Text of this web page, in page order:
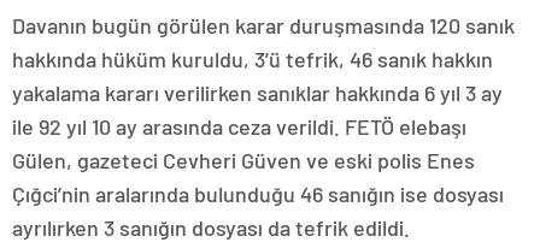
Davanın bugün görülen karar duruşmasında 120 sanık
hakkında hüküm kuruldu, 3’ü tefrik, 46 sanık hakkın
yakalama kararı verilirken sanıklar hakkında 6 yıl 3 ay
ile 92 yıl 10 ay arasında ceza verildi. FETÖ elebaşı
Gülen, gazeteci Cevheri Güven ve eski polis Enes
Çığci’nin aralarında bulunduğu 46 sanığın ise dosyası
ayrılırken 3 sanığın dosyası da tefrik edildi.